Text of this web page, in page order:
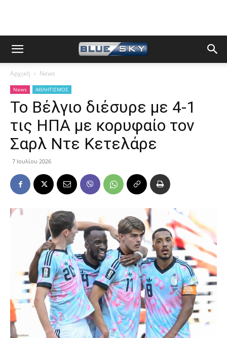
Αρχική News
News ΑΘΛΗΤΙΣΜΟΣ
Το Βέλγιο διέσυρε με 4-1
τις ΗΠΑ με κορυφαίο τον
Σαρλ Ντε Κετελάρε
7 Ιουλίου 2026